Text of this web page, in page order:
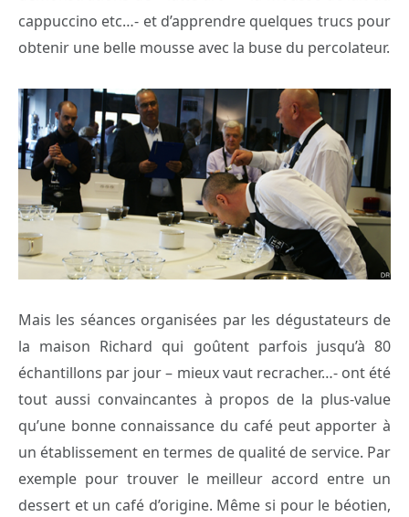
cappuccino etc…- et d’apprendre quelques trucs pour
obtenir une belle mousse avec la buse du percolateur.
Mais les séances organisées par les dégustateurs de
la maison Richard qui goûtent parfois jusqu’à 80
échantillons par jour – mieux vaut recracher…- ont été
tout aussi convaincantes à propos de la plus-value
qu’une bonne connaissance du café peut apporter à
un établissement en termes de qualité de service. Par
exemple pour trouver le meilleur accord entre un
dessert et un café d’origine. Même si pour le béotien,